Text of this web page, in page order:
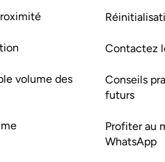
volume des
Contactez
Conseils
futurs
Profiter au
WhatsApp